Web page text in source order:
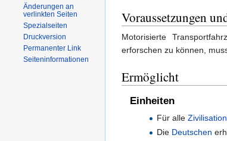
Voraussetzungen
Motorisierte
erforschen zu können,
Ermöglicht
Einheiten
Für alle
Die Deutschen
Änderungen an
verlinkten Seiten
Spezialseiten
Druckversion
Permanenter Link
Seiten­informationen